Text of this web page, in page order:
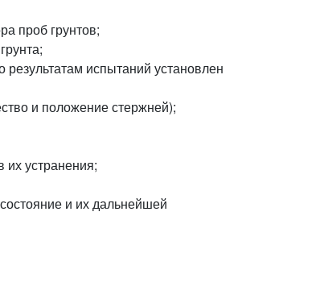
проб грунтов;
испытаний установлен
и положение стержней);
их устранения;
и их дальнейшей